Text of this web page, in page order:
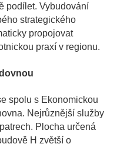
podílet. Vybudování
strategického
propojovat
praxí v regionu.
spolu s Ekonomickou
Nejrůznější služby
Plocha určená
H zvětší o